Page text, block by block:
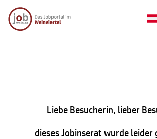
Liebe Besucherin, lieber
dieses Jobinserat wurde leider